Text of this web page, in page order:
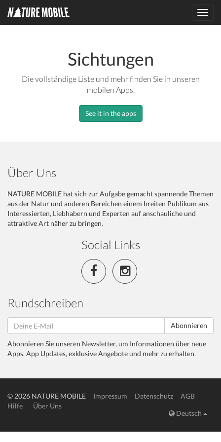
Sichtungen
Die vollständige Liste und mehr finden Sie in unseren
mobilen Apps.
See it in the apps
Über Uns
NATURE MOBILE hat sich zur Aufgabe gemacht spannende Themen
aus der Natur und anderen Bereichen einem breiten Publikum aus
Interessierten, Liebhabern und Experten auf anschauliche und
attraktive Art näher zu bringen.
Social Links
Rundschreiben
Abonnieren
Abonnieren Sie unseren Newsletter, um Informationen über neue
Apps, App Updates, exklusive Angebote und mehr zu erhalten.
© 2026 NATURE MOBILE Impressum Datenschutz
AGB
Hilfe
Über Uns
Deutsch